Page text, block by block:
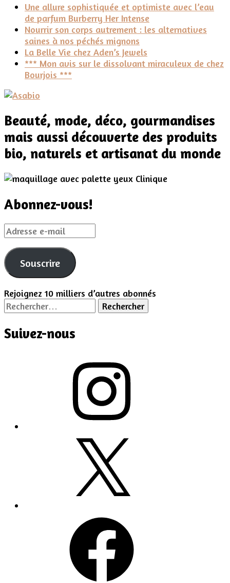
Une allure sophistiquée et optimiste avec l’eau
de parfum Burberry Her Intense
Nourrir son corps autrement : les alternatives
saines à nos péchés mignons
La Belle Vie chez Aden’s Jewels
*** Mon avis sur le dissolvant miraculeux de chez
Bourjois ***
Beauté, mode, déco, gourmandises
mais aussi découverte des produits
bio, naturels et artisanat du monde
Abonnez-vous!
Adresse
e-
mail
Souscrire
Rejoignez 10 milliers d’autres abonnés
Rechercher :
Suivez-nous